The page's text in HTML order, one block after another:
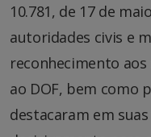
10.781, de 17 de
autoridades civis e
reconhecimento
ao DOF, bem como
destacaram em